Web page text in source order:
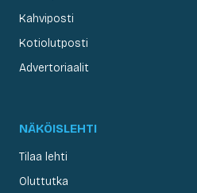
Kahviposti
Kotiolutposti
Advertoriaalit
NÄKÖISLEHTI
Tilaa lehti
Oluttutka